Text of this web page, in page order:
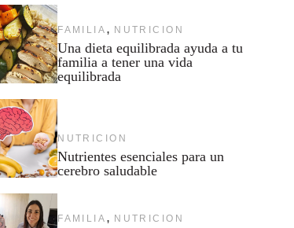
FAMILIA , NUTRICION
Una dieta equilibrada ayuda a tu
familia a tener una vida
equilibrada
NUTRICION
Nutrientes esenciales para un
cerebro saludable
FAMILIA , NUTRICION